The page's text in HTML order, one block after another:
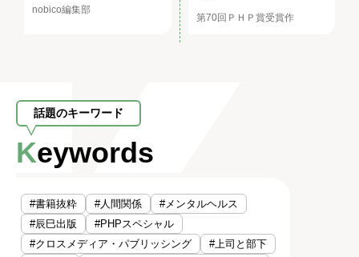
nobico編集部
第70回ＰＨＰ賞受賞作
話題のキーワード
Keywords
#書籍抜粋 #人間関係
#メンタルヘルス
#辰巳出版
#PHPスペシャル
#クロスメディア・パブリッシング
#上司と部下